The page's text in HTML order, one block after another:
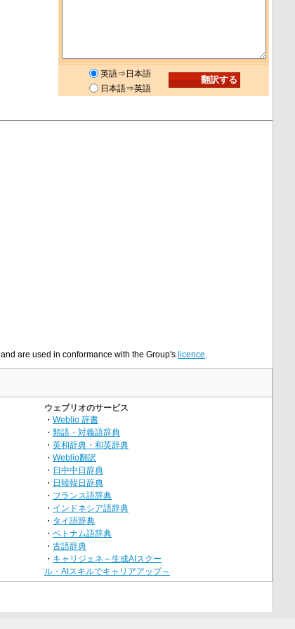
英語⇒日本語
日本語⇒英語
, and are used in conformance with the Group's licence
ウェブリオのサービス
・ Weblio 辞書
・ 類語・対義語辞典
・ 英和辞典・和英辞典
・ Weblio翻訳
・ 日中中日辞典
・ 日韓韓日辞典
・ フランス語辞典
・ インドネシア語辞典
・ タイ語辞典
・ ベトナム語辞典
・ 古語辞典
・ キャリジェネ～生成AIスクー
ル・AIスキルでキャリアアップ～